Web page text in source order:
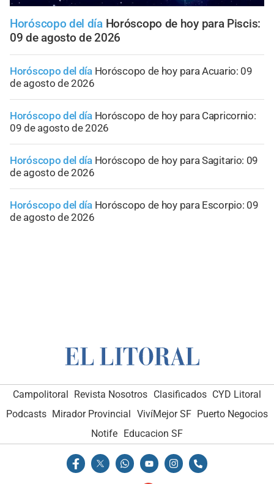
Horóscopo del día Horóscopo de hoy para Piscis:
09 de agosto de 2026
Horóscopo del día Horóscopo de hoy para Acuario: 09
de agosto de 2026
Horóscopo del día Horóscopo de hoy para Capricornio:
09 de agosto de 2026
Horóscopo del día Horóscopo de hoy para Sagitario: 09
de agosto de 2026
Horóscopo del día Horóscopo de hoy para Escorpio: 09
de agosto de 2026
Campolitoral Revista Nosotros Clasificados CYD Litoral
Podcasts Mirador Provincial VivíMejor SF Puerto Negocios
Notife
Educacion SF